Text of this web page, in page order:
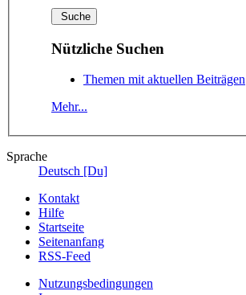
Nützliche Suchen
Themen mit aktuellen Beiträgen
Mehr...
Sprache
Deutsch [Du]
Kontakt
Hilfe
Startseite
Seitenanfang
RSS-Feed
Nutzungsbedingungen